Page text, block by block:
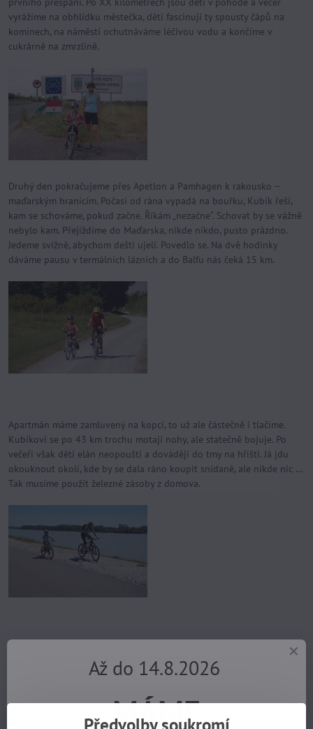
vyrážíme na obhlídku městečka, děti fascinují ty spousty čápů na
komínech, na náměstí ochutnáváme léčivou vodu a končíme v
cukrárně na zmrzlině.
Druhý den pokračujeme přes Apetlon a Pamhagen k rakousko –
maďarským hranicím. Počasí od rána vypadá na bouřku, Kubík řeší,
kam se schováme, pokud začne. Říkám „nezačne“. Schovat by se vážně
nebylo kam. Přejíždíme do Maďarska, nikde nikdo, pusto prázdno.
Jedeme svižně, abychom dešti ujeli. Povedlo se. Na dvě hodinky
dáváme pausu v termálních lázních a do Balfu nás čeká 15 km.
Apartmán máme zamluvený na kopci, to už ale částečně i tlačíme.
Kubíkovi se po 43 km trochu motají nohy, ale statečně bojuje. Po
večeři však děti elán neopouští a dovádějí do tmy na hřišti. Já jdu
okouknout okolí, kde by se dala ráno koupit snídaně, ale nikde nic …
Tak musíme použít železné zásoby z domova.
pěkně vlní. Trochu mě zmátlo značení, navigace stávkuje, sice pořád
jedeme (s větrem proti), ale jestli máte ten správný směr, jistá si
správnou cestu. Hurá! Na náměstí dáváme krátkou pauzu a
pokračujeme k hranicím.Předvolby soukromí
Až do 14.8.2026
MÁME